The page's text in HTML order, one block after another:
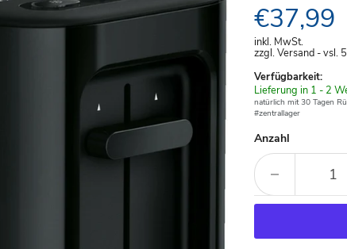
Aktueller
€37,99
inkl. MwSt.
zzgl. Versand - vsl.
Verfügbarkeit:
Verfügbar
-
Lieferung in 1 - 2
natürlich mit 30 Tagen
#zentrallager
Anzahl